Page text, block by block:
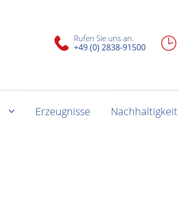
Rufen Sie uns an.
+49 (0) 2838-91500
Erzeugnisse Nachhaltigkeit